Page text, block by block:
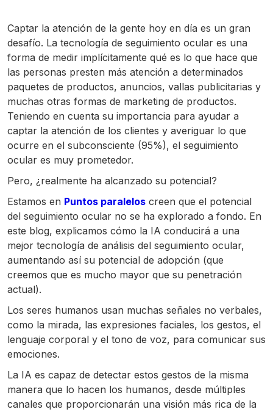
Captar la atención de la gente hoy en día es un gran
desafío. La tecnología de seguimiento ocular es una
forma de medir implícitamente qué es lo que hace que
las personas presten más atención a determinados
paquetes de productos, anuncios, vallas publicitarias y
muchas otras formas de marketing de productos.
Teniendo en cuenta su importancia para ayudar a
captar la atención de los clientes y averiguar lo que
ocurre en el subconsciente (95%), el seguimiento
ocular es muy prometedor.
Pero, ¿realmente ha alcanzado su potencial?
Estamos en Puntos paralelos creen que el potencial
del seguimiento ocular no se ha explorado a fondo. En
este blog, explicamos cómo la IA conducirá a una
mejor tecnología de análisis del seguimiento ocular,
aumentando así su potencial de adopción (que
creemos que es mucho mayor que su penetración
actual).
Los seres humanos usan muchas señales no verbales,
como la mirada, las expresiones faciales, los gestos, el
lenguaje corporal y el tono de voz, para comunicar sus
emociones.
La IA es capaz de detectar estos gestos de la misma
manera que lo hacen los humanos, desde múltiples
canales que proporcionarán una visión más rica de la